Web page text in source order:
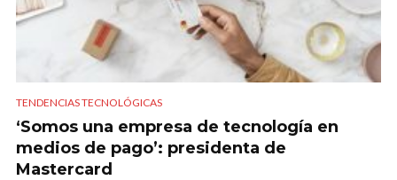
TENDENCIAS TECNOLÓGICAS
‘Somos una empresa de tecnología en
medios de pago’: presidenta de
Mastercard